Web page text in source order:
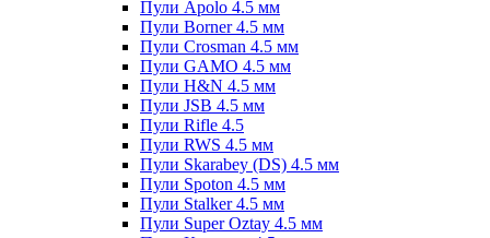
Пули Apolo 4.5 мм
Пули Borner 4.5 мм
Пули Crosman 4.5 мм
Пули GAMO 4.5 мм
Пули H&N 4.5 мм
Пули JSB 4.5 мм
Пули Rifle 4.5
Пули RWS 4.5 мм
Пули Skarabey (DS) 4.5 мм
Пули Spoton 4.5 мм
Пули Stalker 4.5 мм
Пули Super Oztay 4.5 мм